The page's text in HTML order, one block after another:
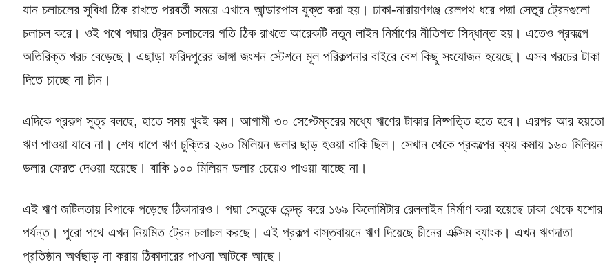
যান চলাচলের সুবিধা ঠিক রাখতে পরবর্তী সময়ে এখানে আন্ডারপাস যুক্ত করা হয়। ঢাকা-নারায়ণগঞ্জ রেলপথ ধরে পদ্মা সেতুর ট্রেনগুলো
চলাচল করে। ওই পথে পদ্মার ট্রেন চলাচলের গতি ঠিক রাখতে আরেকটি নতুন লাইন নির্মাণের নীতিগত সিদ্ধান্ত হয়। এতেও প্রকল্পে
অতিরিক্ত খরচ বেড়েছে। এছাড়া ফরিদপুরের ভাঙ্গা জংশন স্টেশনে মূল পরিকল্পনার বাইরে বেশ কিছু সংযোজন হয়েছে। এসব খরচের টাকা
দিতে চাচ্ছে না চীন।
এদিকে প্রকল্প সূত্র বলছে, হাতে সময় খুবই কম। আগামী ৩০ সেপ্টেম্বরের মধ্যে ঋণের টাকার নিষ্পত্তি হতে হবে। এরপর আর হয়তো
ঋণ পাওয়া যাবে না। শেষ ধাপে ঋণ চুক্তির ২৬০ মিলিয়ন ডলার ছাড় হওয়া বাকি ছিল। সেখান থেকে প্রকল্পের ব্যয় কমায় ১৬০ মিলিয়ন
ডলার ফেরত দেওয়া হয়েছে। বাকি ১০০ মিলিয়ন ডলার চেয়েও পাওয়া যাচ্ছে না।
এই ঋণ জটিলতায় বিপাকে পড়েছে ঠিকাদারও। পদ্মা সেতুকে কেন্দ্র করে ১৬৯ কিলোমিটার রেললাইন নির্মাণ করা হয়েছে ঢাকা থেকে যশোর
পর্যন্ত। পুরো পথে এখন নিয়মিত ট্রেন চলাচল করছে। এই প্রকল্প বাস্তবায়নে ঋণ দিয়েছে চীনের এক্সিম ব্যাংক। এখন ঋণদাতা
প্রতিষ্ঠান অর্থছাড় না করায় ঠিকাদারের পাওনা আটকে আছে।